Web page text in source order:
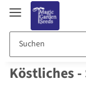
Köstliches -